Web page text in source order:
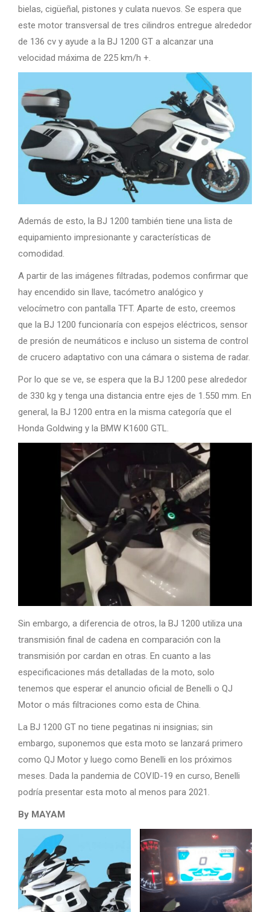
bielas, cigüeñal, pistones y culata nuevos. Se espera que
este motor transversal de tres cilindros entregue alrededor
de 136 cv y ​​ayude a la BJ 1200 GT a alcanzar una
velocidad máxima de 225 km/h +.
Además de esto, la BJ 1200 también tiene una lista de
equipamiento impresionante y características de
comodidad.
A partir de las imágenes filtradas, podemos confirmar que
hay encendido sin llave, tacómetro analógico y
velocímetro con pantalla TFT. Aparte de esto, creemos
que la BJ 1200 funcionaría con espejos eléctricos, sensor
de presión de neumáticos e incluso un sistema de control
de crucero adaptativo con una cámara o sistema de radar.
Por lo que se ve, se espera que la BJ 1200 pese alrededor
de 330 kg y tenga una distancia entre ejes de 1.550 mm. En
general, la BJ 1200 entra en la misma categoría que el
Honda Goldwing y la BMW K1600 GTL.
Sin embargo, a diferencia de otros, la BJ 1200 utiliza una
transmisión final de cadena en comparación con la
transmisión por cardan en otras. En cuanto a las
especificaciones más detalladas de la moto, solo
tenemos que esperar el anuncio oficial de Benelli o QJ
Motor o más filtraciones como esta de China.
La BJ 1200 GT no tiene pegatinas ni insignias; sin
embargo, suponemos que esta moto se lanzará primero
como QJ Motor y luego como Benelli en los próximos
meses. Dada la pandemia de COVID-19 en curso, Benelli
podría presentar esta moto al menos para 2021.
By MAYAM